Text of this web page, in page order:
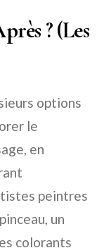
? (Les
options
le
en
peintres
un
colorants